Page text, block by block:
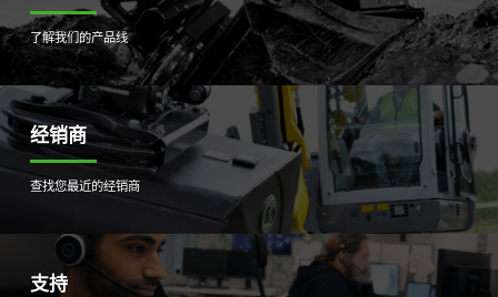
了解我们的产品线
经销商
查找您最近的经销商
支持